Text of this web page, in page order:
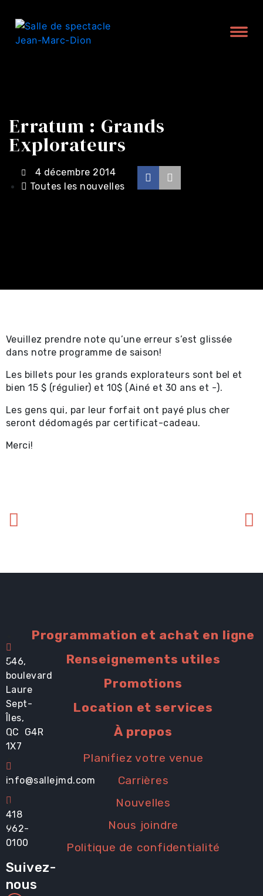
Erratum : Grands
Explorateurs
4 décembre 2014
Toutes les nouvelles
Veuillez prendre note qu’une erreur s’est glissée
dans notre programme de saison!
Les billets pour les grands explorateurs sont bel et
bien 15 $ (régulier) et 10$ (Ainé et 30 ans et -).
Les gens qui, par leur forfait ont payé plus cher
seront dédomagés par certificat-cadeau.
Merci!
546,
boulevard
Laure
Sept-
Îles,
QC G4R
1X7
info@sallejmd.com
418
962-
0100
Suivez-
nous
Programmation et achat en ligne
Renseignements utiles
Promotions
Location et services
À propos
Planifiez votre venue
Carrières
Nouvelles
Nous joindre
Politique de confidentialité
Achat en ligne -
Certificat-cadeau
Achat en ligne -
Spectacles locaux
locations ⧉
Renseignements
Location et